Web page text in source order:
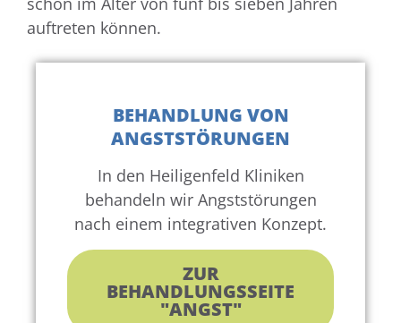
auftreten können.
BEHANDLUNG VON
ANGSTSTÖRUNGEN
In den Heiligenfeld Kliniken
behandeln wir Angststörungen
nach einem integrativen Konzept.
ZUR
BEHANDLUNGSSEITE
"ANGST"